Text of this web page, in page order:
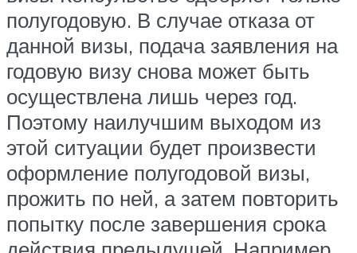
полугодовую. В случае отказа от
данной визы, подача заявления на
годовую визу снова может быть
осуществлена лишь через год.
Поэтому наилучшим выходом из
этой ситуации будет произвести
оформление полугодовой визы,
прожить по ней, а затем повторить
попытку после завершения срока